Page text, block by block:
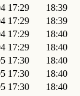
17:29
18:39
17:29
18:39
17:29
18:40
17:29
18:40
17:30
18:40
17:30
18:40
17:30
18:40